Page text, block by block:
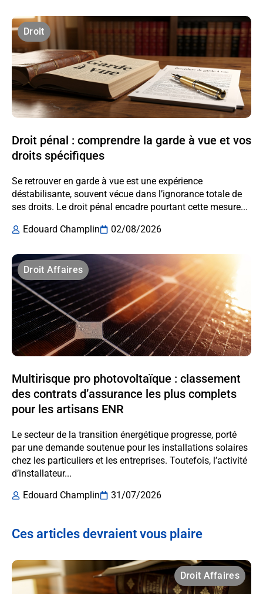
Droit
Droit pénal : comprendre la garde à vue et vos
droits spécifiques
Se retrouver en garde à vue est une expérience
déstabilisante, souvent vécue dans l’ignorance totale de
ses droits. Le droit pénal encadre pourtant cette mesure...
Edouard Champlin
02/08/2026
Droit Affaires
Multirisque pro photovoltaïque : classement
des contrats d’assurance les plus complets
pour les artisans ENR
Le secteur de la transition énergétique progresse, porté
par une demande soutenue pour les installations solaires
chez les particuliers et les entreprises. Toutefois, l’activité
d’installateur...
Edouard Champlin
31/07/2026
Ces articles devraient vous plaire
Droit Affaires